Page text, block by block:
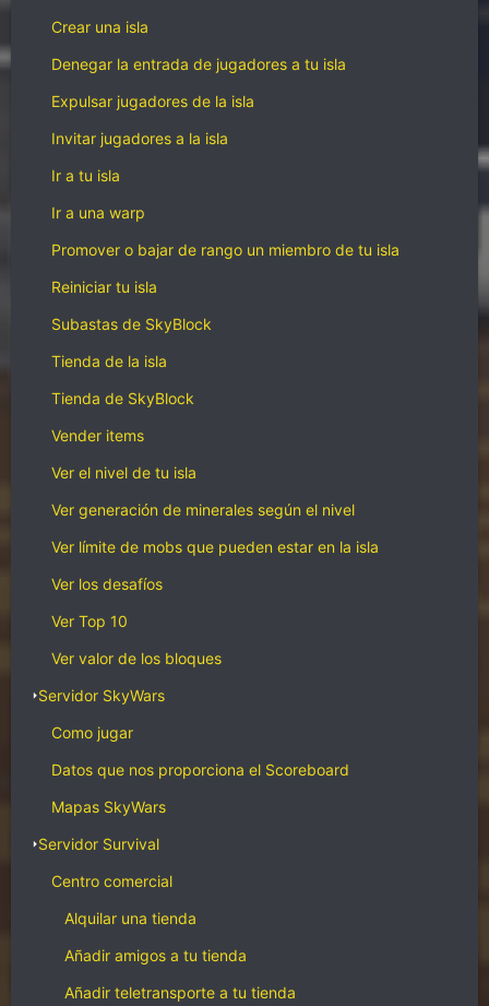
Crear una isla
Denegar la entrada de jugadores a tu isla
Expulsar jugadores de la isla
Invitar jugadores a la isla
Ir a tu isla
Ir a una warp
Promover o bajar de rango un miembro de tu isla
Reiniciar tu isla
Subastas de SkyBlock
Tienda de la isla
Tienda de SkyBlock
Vender items
Ver el nivel de tu isla
Ver generación de minerales según el nivel
Ver límite de mobs que pueden estar en la isla
Ver los desafíos
Ver Top 10
Ver valor de los bloques
Servidor SkyWars
Como jugar
Datos que nos proporciona el Scoreboard
Mapas SkyWars
Servidor Survival
Centro comercial
Alquilar una tienda
Añadir amigos a tu tienda
Añadir teletransporte a tu tienda